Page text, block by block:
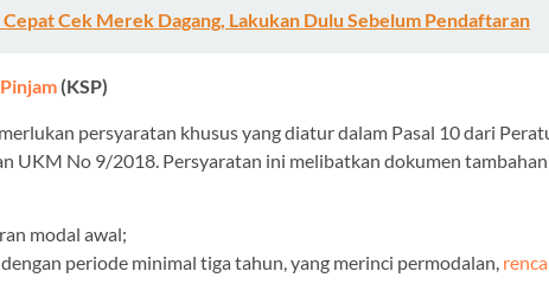
Cepat Cek Merek Dagang, Lakukan Dulu Sebelum Pendaftaran
(KSP)
persyaratan khusus yang diatur dalam Pasal 10 dari
UKM No 9/2018. Persyaratan ini melibatkan dokumen tambahan
modal awal;
periode minimal tiga tahun, yang merinci permodalan,